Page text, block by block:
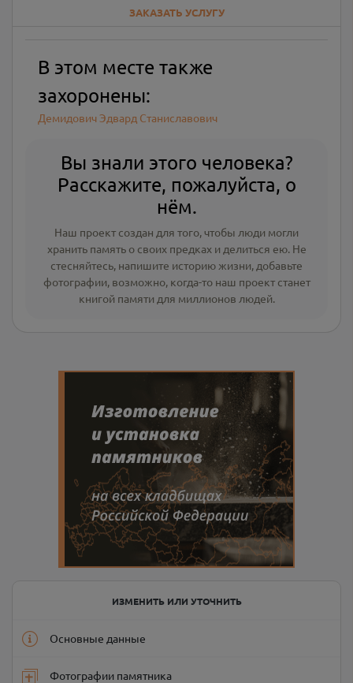
ЗАКАЗАТЬ УСЛУГУ
В этом месте также
захоронены:
Демидович Эдвард Станиславович
Вы знали этого человека?
Расскажите, пожалуйста, о
нём.
Наш проект создан для того, чтобы люди могли
хранить память о своих предках и делиться ею. Не
стесняйтесь, напишите историю жизни, добавьте
фотографии, возможно, когда-то наш проект станет
книгой памяти для миллионов людей.
ИЗМЕНИТЬ ИЛИ УТОЧНИТЬ
Основные данные
Фотографии памятника